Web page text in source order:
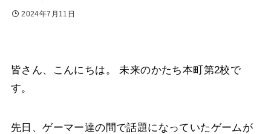
2024年7月11日
皆さん、こんにちは。 未来のかたち本町第2校で
す。
先日、ゲーマー達の間で話題になっていたゲームが